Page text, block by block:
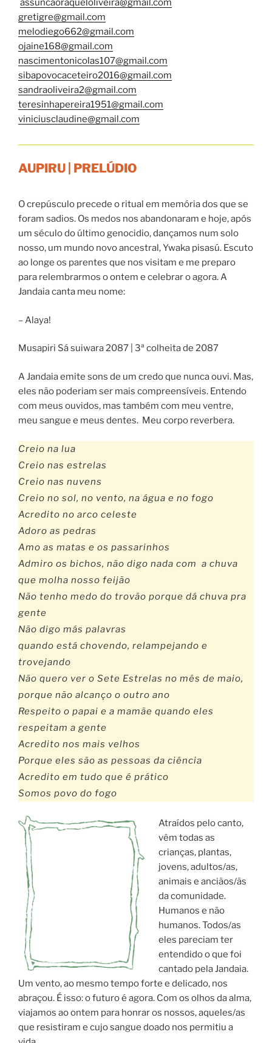
gretigre@gmail.com
melodiego662@gmail.com
ojaine168@gmail.com
nascimentonicolas107@gmail.com
sibapovocaceteiro2016@gmail.com
sandraoliveira2@gmail.com
teresinhapereira1951@gmail.com
viniciusclaudine@gmail.com
AUPIRU | PRELÚDIO
O crepúsculo precede o ritual em memória dos que se
foram sadios. Os medos nos abandonaram e hoje, após
um século do último genocidio, dançamos num solo
nosso, um mundo novo ancestral, Ywaka pisasú. Escuto
ao longe os parentes que nos visitam e me preparo
para relembrarmos o ontem e celebrar o agora. A
Jandaia canta meu nome:
– Alaya!
Musapiri Sá suiwara 2087 | 3ª colheita de 2087
A Jandaia emite sons de um credo que nunca ouvi. Mas,
eles não poderiam ser mais compreensíveis. Entendo
com meus ouvidos, mas também com meu ventre,
meu sangue e meus dentes. Meu corpo reverbera.
Creio na lua
Creio nas estrelas
Creio nas nuvens
Creio no sol, no vento, na água e no fogo
Acredito no arco celeste
Adoro as pedras
Amo as matas e os passarinhos
Admiro os bichos, não digo nada com a chuva
que molha nosso feijão
Não tenho medo do trovão porque dá chuva pra
gente
Não digo más palavras
quando está chovendo, relampejando e
trovejando
Não quero ver o Sete Estrelas no mês de maio,
porque não alcanço o outro ano
Respeito o papai e a mamãe quando eles
respeitam a gente
Acredito nos mais velhos
Porque eles são as pessoas da ciência
Acredito em tudo que é prático
Somos povo do fogo
Atraídos pelo canto,
vêm todas as
crianças, plantas,
jovens, adultos/as,
animais e anciãos/ãs
da comunidade.
Humanos e não
humanos. Todos/as
eles pareciam ter
entendido o que foi
cantado pela Jandaia.
Um vento, ao mesmo tempo forte e delicado, nos
abraçou. É isso: o futuro é agora. Com os olhos da alma,
viajamos ao ontem para honrar os nossos, aqueles/as
que resistiram e cujo sangue doado nos permitiu a